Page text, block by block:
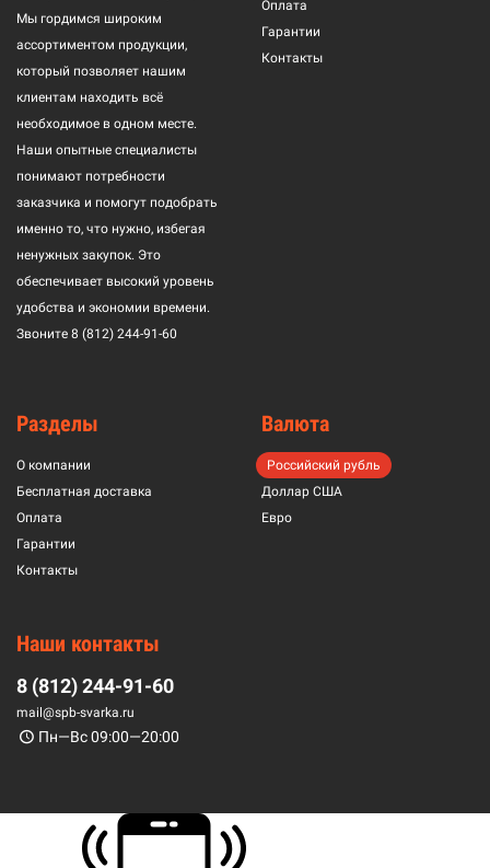
Мы гордимся широким
ассортиментом продукции,
который позволяет нашим
клиентам находить всё
необходимое в одном месте.
Наши опытные специалисты
понимают потребности
заказчика и помогут подобрать
именно то, что нужно, избегая
ненужных закупок. Это
обеспечивает высокий уровень
удобства и экономии времени.
Звоните 8 (812) 244-91-60
Оплата
Гарантии
Контакты
Разделы
О компании
Бесплатная доставка
Оплата
Гарантии
Контакты
Валюта
Российский рубль
Доллар США
Евро
Наши контакты
8 (812) 244-91-60
mail@spb-svarka.ru
Пн—Вс 09:00—20:00